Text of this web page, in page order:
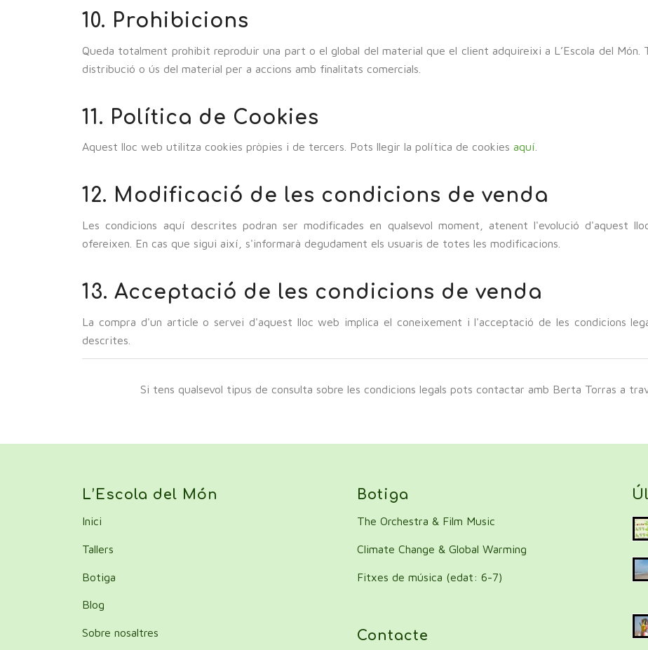
10. Prohibicions
Queda totalment prohibit reproduir una part o el global del material que el client adquireixi a L’Escola del Món.
distribució o ús del material per a accions amb finalitats comercials.
11. Política de Cookies
Aquest lloc web utilitza cookies pròpies i de tercers. Pots llegir la política de cookiesaquí
12. Modificació de les condicions de venda
Les condicions aquí descrites podran ser modificades en qualsevol moment, atenent l'evolució d'aquest
ofereixen. En cas que sigui així, s'informarà degudament els usuaris de totes les modificacions.
13. Acceptació de les condicions de venda
La compra d'un article o servei d'aquest lloc web implica el coneixement i l'acceptació de les condicions
descrites.
Si tens qualsevol tipus de consulta sobre les condicions legals pots contactar amb Berta Torras a
L’Escola del Món
Inici
Tallers
Botiga
Blog
Sobre nosaltres
Botiga
The Orchestra & Film Music
Climate Change & Global Warming
Fitxes de música (edat: 6-7)
Contacte